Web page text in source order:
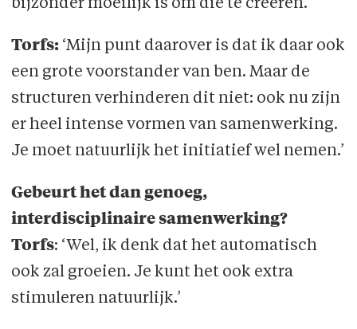
bijzonder moeilijk is om die te creëren.’
Torfs: ‘Mijn punt daarover is dat ik daar ook
een grote voorstander van ben. Maar de
structuren verhinderen dit niet: ook nu zijn
er heel intense vormen van samenwerking.
Je moet natuurlijk het initiatief wel nemen.’
Gebeurt het dan genoeg,
interdisciplinaire samenwerking?
Torfs: ‘Wel, ik denk dat het automatisch
ook zal groeien. Je kunt het ook extra
stimuleren natuurlijk.’